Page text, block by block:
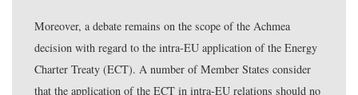
Moreover, a debate remains on the scope of the Achmea
decision with regard to the intra-EU application of the Energy
Charter Treaty (ECT). A number of Member States consider
that the application of the ECT in intra-EU relations should no